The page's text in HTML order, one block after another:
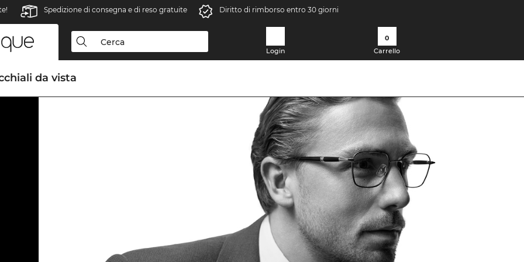
Spedizione di consegna e di reso gratuite Diritto di rimborso entro 30 giorni
Login
0
Carrello
da vista